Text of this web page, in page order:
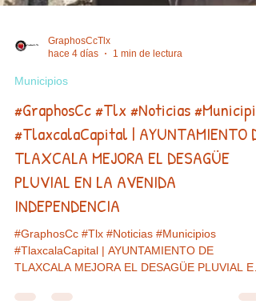
GraphosCcTlx
hace 4 días
1 min de lectura